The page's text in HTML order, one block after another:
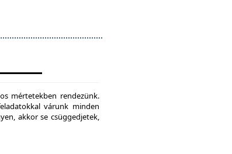
mértetekben rendezünk.
várunk minden
akkor se csüggedjetek,